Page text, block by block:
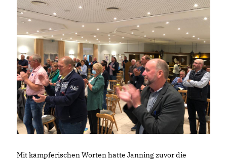
Mit kämpferischen Worten hatte Janning zuvor die